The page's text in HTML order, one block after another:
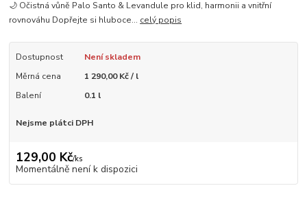
🌙 Očistná vůně Palo Santo & Levandule pro klid, harmonii a vnitřní
rovnováhu Dopřejte si hluboce... celý popis
Dostupnost
Není skladem
Měrná cena
1 290,00 Kč / l
Balení
0.1 l
Nejsme plátci DPH
129,00 Kč/ks
Momentálně není k dispozici